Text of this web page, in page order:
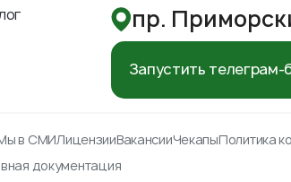
пр.
Запустить телеграм-
в СМИЛицензииВакансииЧекапыПолитика
документация